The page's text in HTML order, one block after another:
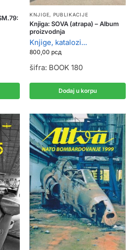
KNJIGE, PUBLIKACIJE
Knjiga: SOVA (atrapa) – Album
proizvodnja
Knjige, katalozi...
800,00 рсд
šifra: BOOK 180
Dodaj u korpu